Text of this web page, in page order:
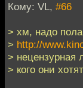
Кому: VL, #66
> хм, надо
> http://
> нецензурная
> кого они